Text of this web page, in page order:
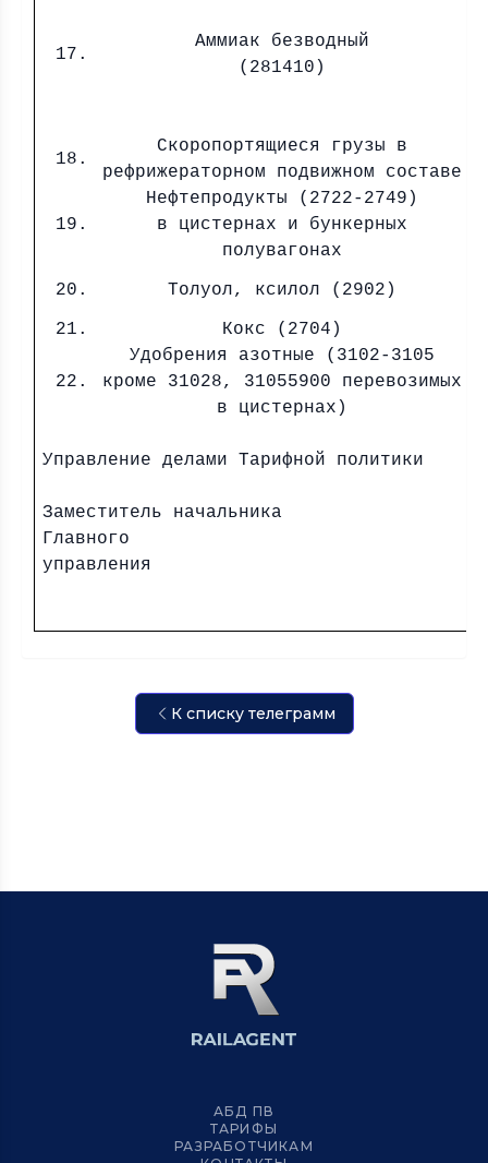
17.
Аммиак безводный
(281410)
18.
Скоропортящиеся грузы в
рефрижераторном подвижном составе
19.
Нефтепродукты (2722-2749)
в цистернах и бункерных
полувагонах
20. Толуол, ксилол (2902)
21. Кокс (2704)
22.
Удобрения азотные (3102-3105
кроме 31028, 31055900 перевозимых
в цистернах)
Управление делами Тарифной политики
Заместитель начальника
Главного
К списку телеграмм
АБД ПВ
ТАРИФЫ
РАЗРАБОТЧИКАМ